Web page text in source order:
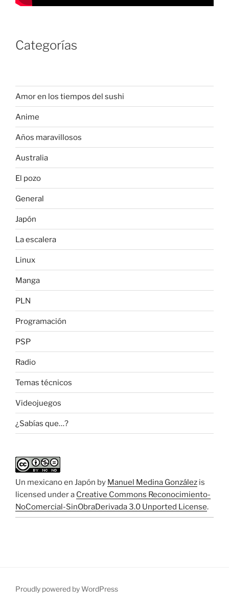
Categorías
Amor en los tiempos del sushi
Anime
Años maravillosos
Australia
El pozo
General
Japón
La escalera
Linux
Manga
PLN
Programación
PSP
Radio
Temas técnicos
Videojuegos
¿Sabías que…?
Un mexicano en Japón by Manuel Medina González is
licensed under a Creative Commons Reconocimiento-
NoComercial-SinObraDerivada 3.0 Unported License.
Proudly powered by WordPress